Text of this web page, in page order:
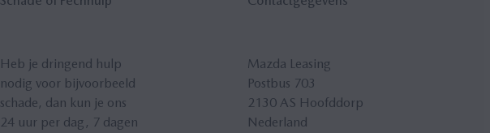
Heb je dringend hulp
nodig voor bijvoorbeeld
schade, dan kun je ons
24 uur per dag, 7 dagen
Mazda Leasing
Postbus 703
2130 AS Hoofddorp
Nederland